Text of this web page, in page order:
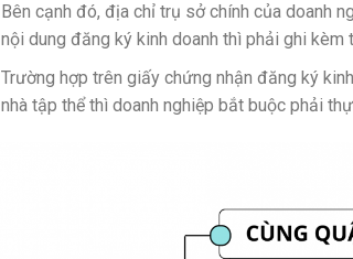
Bên cạnh đó, địa chỉ trụ sở chính của doanh
nội dung đăng ký kinh doanh thì phải ghi
Trường hợp trên giấy chứng nhận đăng ký
nhà tập thể thì doanh nghiệp bắt buộc phải